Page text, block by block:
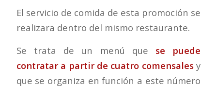
El servicio de comida de esta promoción se
realizara dentro del mismo restaurante.
Se trata de un menú que se puede
contratar a partir de cuatro comensalesy
que se organiza en función a este número